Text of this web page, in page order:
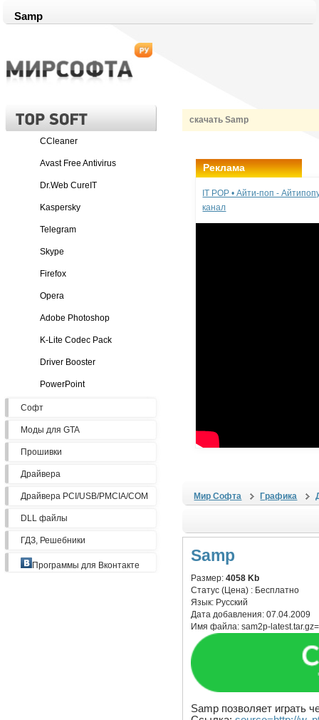
Samp
скачать Samp
CCleaner
Avast Free Antivirus
Dr.Web CureIT
Kaspersky
Telegram
Skype
Firefox
Opera
Adobe Photoshop
K-Lite Codec Pack
Driver Booster
PowerPoint
Софт
Моды для GTA
Прошивки
Драйвера
Драйвера PCI/USB/PMCIA/COM
DLL файлы
ГДЗ, Решебники
Программы для Вконтакте
Реклама
IT POP • Айти-поп -
канал
Мир Софта Графика
Samp
Размер:4058 Kb
Статус (Цена) : Бесплатно
Язык: Русский
Дата добавления:07.04.2009
Имя файла:sam2p-
Samp позволяет играть